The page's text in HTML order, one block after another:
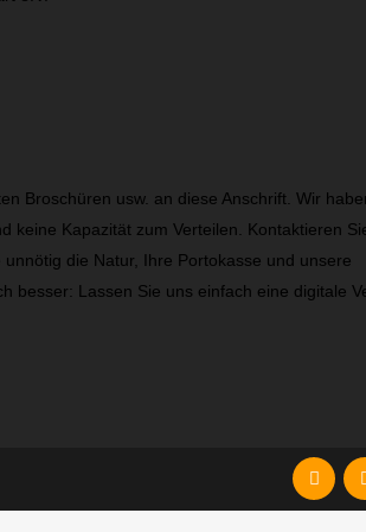
Broschüren usw. an diese Anschrift. Wir
keine Kapazität zum Verteilen. Kontaktieren
unnötig die Natur, Ihre Portokasse und unsere
besser: Lassen Sie uns einfach eine digitale